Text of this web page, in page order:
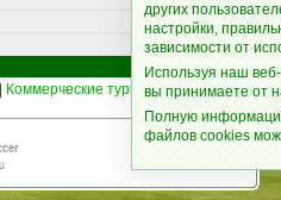
Коммерческие турниры 24|Статьи378
других
настройки,
зависимости от
Используя наш
вы принимаете от
Полную
файлов cookies